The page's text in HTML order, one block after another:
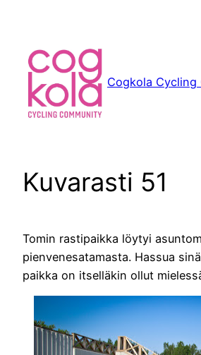
Cogkola Cycling
Kuvarasti 51
Tomin rastipaikka löytyi
pienvenesatamasta. Hassua
paikka on itselläkin ollut